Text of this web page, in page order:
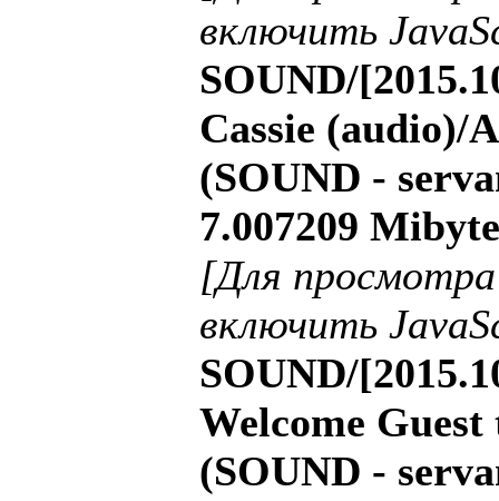
включить
SOUND/
Cassie (audio)/
(SOUND -
7.007209
[Для
включить
SOUND/
Welcome
(SOUND -